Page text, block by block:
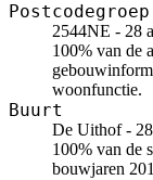
Postcodegroep
2544NE - 28
100% van de
woonfunctie.
Buurt
De Uithof - 28
100% van de
bouwjaren